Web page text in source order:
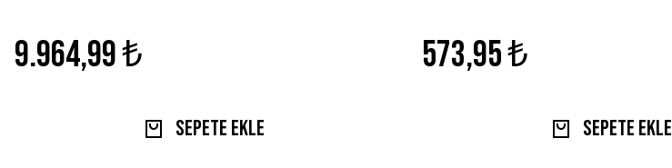
9.964,99 ₺
Sepete Ekle
573,95 ₺
Sepete Ekle